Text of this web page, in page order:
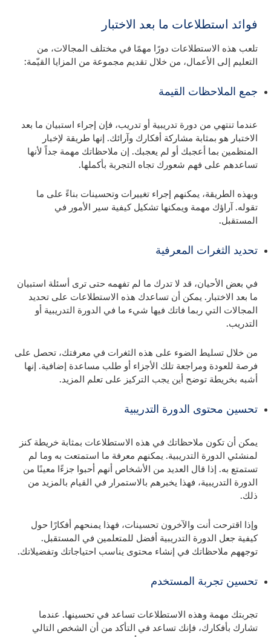
فوائد استطلاعات ما بعد الاختبار
تلعب هذه الاستطلاعات دورًا مهمًا في مختلف المجالات، من
التعليم إلى الأعمال، من خلال تقديم مجموعة من المزايا القيّمة:
جمع الملاحظات القيمة
عندما تنتهي من دورة تدريبية أو تدريب، فإن إجراء استبيان ما بعد
الاختبار هو بمثابة مشاركة أفكارك وآرائك. إنها طريقة لإخبار
المنظمين بما أعجبك أو لم يعجبك. إن ملاحظاتك مهمة جداً لأنها
تساعدهم على فهم شعورك تجاه التجربة بأكملها.
وبهذه الطريقة، يمكنهم إجراء تغييرات وتحسينات بناءً على ما
تقوله. آراؤك مهمة ويمكنها تشكيل كيفية سير الأمور في
المستقبل.
تحديد الثغرات المعرفية
في بعض الأحيان، قد لا تدرك ما لم تفهمه حتى ترى أسئلة استبيان
ما بعد الاختبار. يمكن أن تساعدك هذه الاستطلاعات على تحديد
المجالات التي ربما فاتك فيها شيء ما في الدورة التدريبية أو
التدريب.
من خلال تسليط الضوء على هذه الثغرات في معرفتك، تحصل على
فرصة للعودة ومراجعة تلك الأجزاء أو طلب مساعدة إضافية. إنها
أشبه بخريطة توضح أين يجب التركيز على تعلم المزيد.
تحسين محتوى الدورة التدريبية
يمكن أن تكون ملاحظاتك في هذه الاستطلاعات بمثابة خريطة كنز
لمنشئي الدورة التدريبية. يمكنهم معرفة ما استمتعت به وما لم
تستمتع به. إذا قال العديد من الأشخاص أنهم أحبوا جزءًا معينًا من
الدورة التدريبية، فهذا يخبرهم بالاستمرار في القيام بالمزيد من
ذلك.
وإذا اقترحت أنت والآخرون تحسينات، فهذا يمنحهم أفكارًا حول
كيفية جعل الدورة التدريبية أفضل للمتعلمين في المستقبل.
توجههم ملاحظاتك في إنشاء محتوى يناسب احتياجاتك وتفضيلاتك.
تحسين تجربة المستخدم
تجربتك مهمة وهذه الاستطلاعات تساعد في تحسينها. عندما
تشارك بأفكارك، فإنك تساعد في التأكد من أن الشخص التالي